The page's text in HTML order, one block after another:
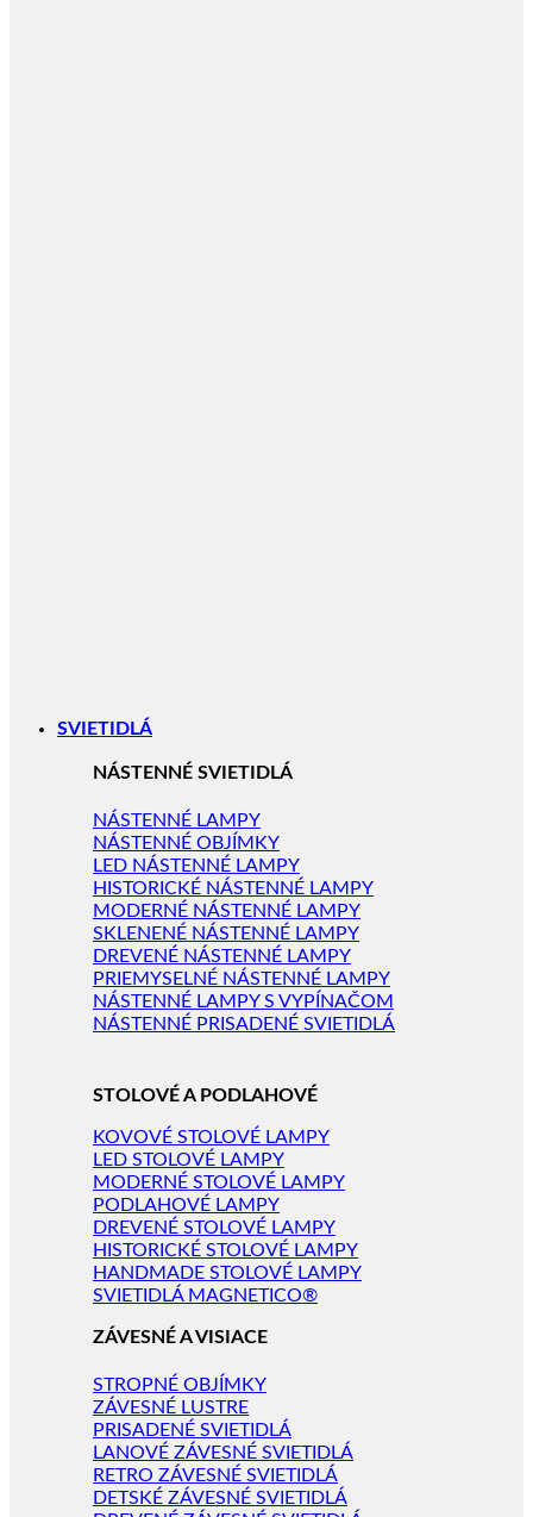
SVIETIDLÁ
NÁSTENNÉ SVIETIDLÁ
NÁSTENNÉ LAMPY
NÁSTENNÉ OBJÍMKY
LED NÁSTENNÉ LAMPY
HISTORICKÉ NÁSTENNÉ LAMPY
MODERNÉ NÁSTENNÉ LAMPY
SKLENENÉ NÁSTENNÉ LAMPY
DREVENÉ NÁSTENNÉ LAMPY
PRIEMYSELNÉ NÁSTENNÉ LAMPY
NÁSTENNÉ LAMPY S VYPÍNAČOM
NÁSTENNÉ PRISADENÉ SVIETIDLÁ
STOLOVÉ A PODLAHOVÉ
KOVOVÉ STOLOVÉ LAMPY
LED STOLOVÉ LAMPY
MODERNÉ STOLOVÉ LAMPY
PODLAHOVÉ LAMPY
DREVENÉ STOLOVÉ LAMPY
HISTORICKÉ STOLOVÉ LAMPY
HANDMADE STOLOVÉ LAMPY
SVIETIDLÁ MAGNETICO®
ZÁVESNÉ A VISIACE
STROPNÉ OBJÍMKY
ZÁVESNÉ LUSTRE
PRISADENÉ SVIETIDLÁ
LANOVÉ ZÁVESNÉ SVIETIDLÁ
RETRO ZÁVESNÉ SVIETIDLÁ
DETSKÉ ZÁVESNÉ SVIETIDLÁ